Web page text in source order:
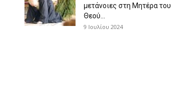
μετάνοιες στη Μητέρα του
Θεού...
9 Ιουλίου 2024